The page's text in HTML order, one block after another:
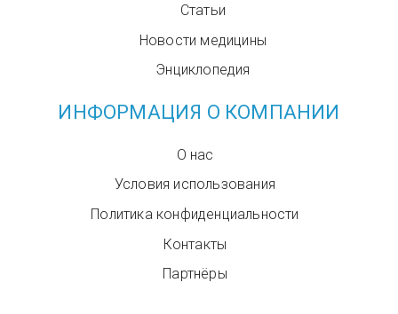
Статьи
Новости медицины
Энциклопедия
ИНФОРМАЦИЯ О КОМПАНИИ
О нас
Условия использования
Политика конфиденциальности
Контакты
Партнёры